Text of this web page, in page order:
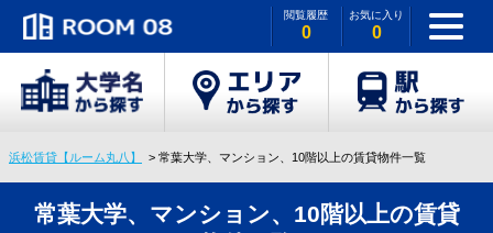
閲覧履歴
0
お気に入り
0
浜松賃貸【ルーム丸八】 常葉大学、マンション、10階以上の賃貸物件一覧
常葉大学、マンション、10階以上の賃貸